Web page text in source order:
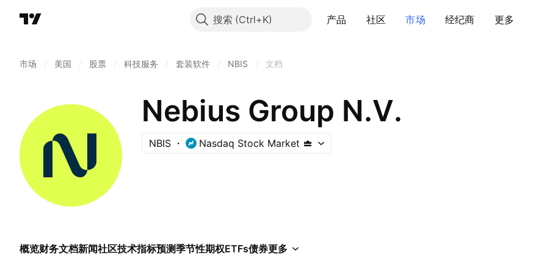
搜索 产品 社区 市场 经纪商 更多
市场 美国 股票 科技服务 套装软件 NBIS 文档
Nebius Group N.V.
NBIS Nasdaq Stock Market
概览财务文档新闻社区技术指标预测季节性期权ETFs债券更多